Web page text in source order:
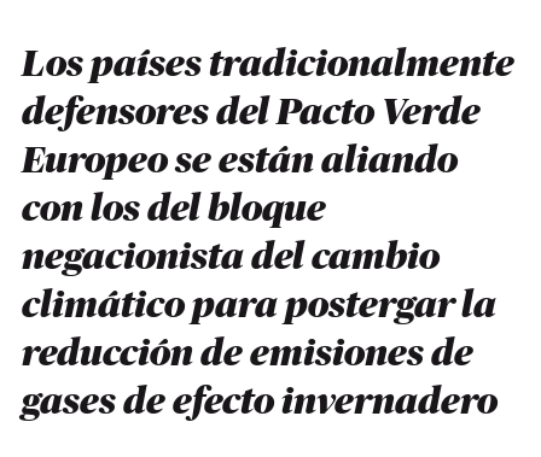
Los países tradicionalmente
defensores del Pacto Verde
Europeo se están aliando
con los del bloque
negacionista del cambio
climático para postergar la
reducción de emisiones de
gases de efecto invernadero